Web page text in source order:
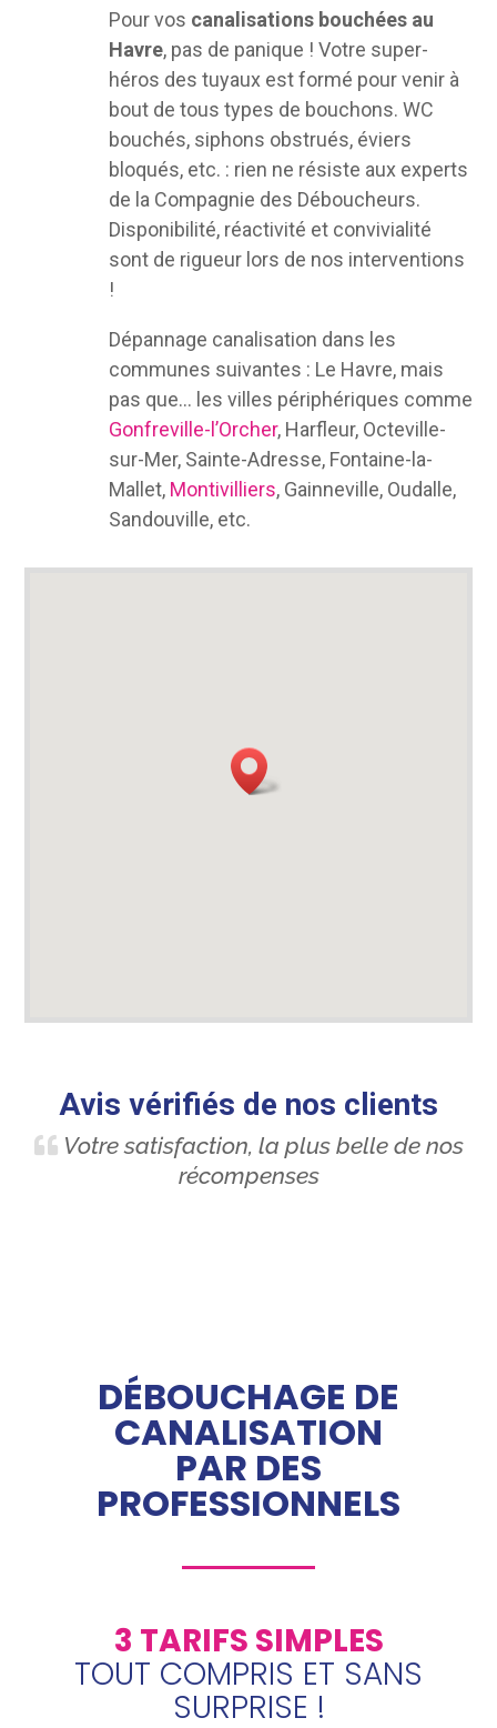
Pour vos canalisations bouchées au
Havre, pas de panique ! Votre super-
héros des tuyaux est formé pour venir à
bout de tous types de bouchons. WC
bouchés, siphons obstrués, éviers
bloqués, etc. : rien ne résiste aux experts
de la Compagnie des Déboucheurs.
Disponibilité, réactivité et convivialité
sont de rigueur lors de nos interventions
!
Dépannage canalisation dans les
communes suivantes : Le Havre, mais
pas que… les villes périphériques comme
Gonfreville-l’Orcher, Harfleur, Octeville-
sur-Mer, Sainte-Adresse, Fontaine-la-
Mallet, Montivilliers, Gainneville, Oudalle,
Sandouville, etc.
Avis vérifiés de nos clients
Votre satisfaction, la plus belle de nos
récompenses
DÉBOUCHAGE DE
CANALISATION
PAR DES
PROFESSIONNELS
3 TARIFS SIMPLES
TOUT COMPRIS ET SANS
SURPRISE !